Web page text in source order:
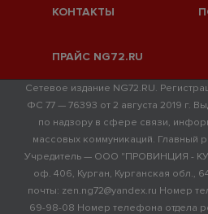
КОНТАКТЫ
ПРАЙС NG72.RU
Сетевое издание NG72.RU.
ФС 77 — 76393 от 2 августа 2019 г.
по надзору в сфере связи,
массовых коммуникаций. Главный
Учредитель — ООО "ПРОВИНЦИЯ -
оф. 406, Курган, Курганская обл.,
почты: zen.ng72@yandex.ru Номер
69-98-08 Номер телефона отдела